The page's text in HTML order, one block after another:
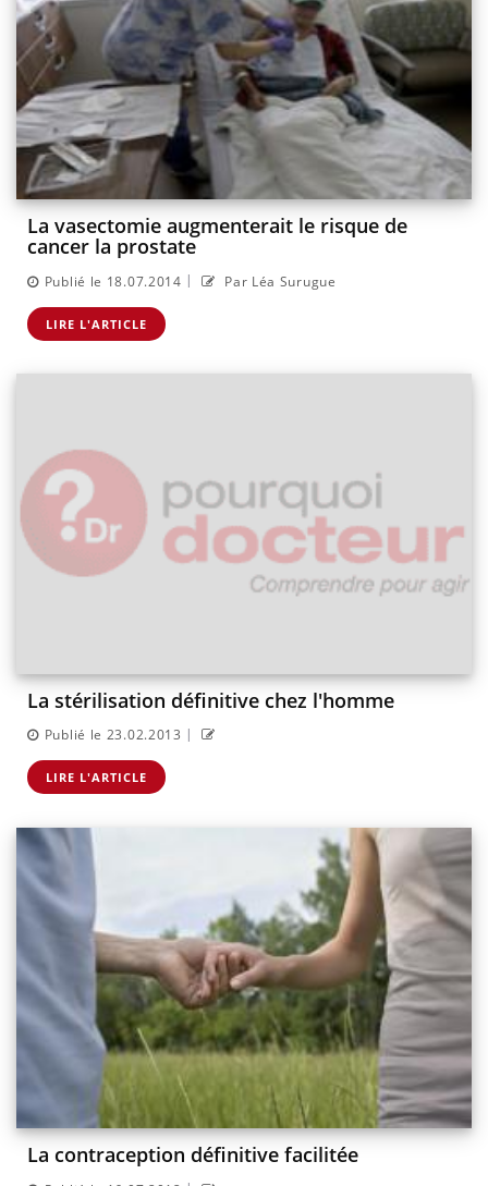
La vasectomie augmenterait le risque de
cancer la prostate
Publié le 18.07.2014 | Par Léa Surugue
LIRE L'ARTICLE
La stérilisation définitive chez l'homme
Publié le 23.02.2013 |
LIRE L'ARTICLE
La contraception définitive facilitée